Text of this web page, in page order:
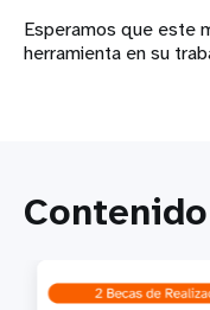
Esperamos que este
herramienta en su